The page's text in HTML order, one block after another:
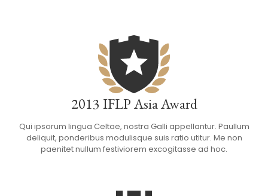
2013 IFLP Asia Award
Qui ipsorum lingua Celtae, nostra Galli appellantur. Paullum
deliquit, ponderibus modulisque suis ratio utitur. Me non
paenitet nullum festiviorem excogitasse ad hoc.